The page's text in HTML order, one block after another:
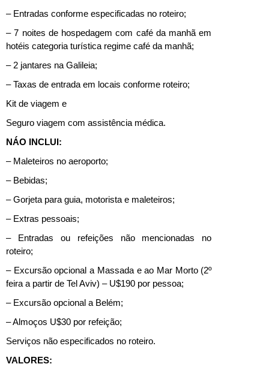
– Entradas conforme especificadas no roteiro;
– 7 noites de hospedagem com café da manhã em
hotéis categoria turística regime café da manhã;
– 2 jantares na Galileia;
– Taxas de entrada em locais conforme roteiro;
Kit de viagem e
Seguro viagem com assistência médica.
NÁO INCLUI:
– Maleteiros no aeroporto;
– Bebidas;
– Gorjeta para guia, motorista e maleteiros;
– Extras pessoais;
– Entradas ou refeições não mencionadas no
roteiro;
– Excursão opcional a Massada e ao Mar Morto (2º
feira a partir de Tel Aviv) – U$190 por pessoa;
– Excursão opcional a Belém;
– Almoços U$30 por refeição;
Serviços não especificados no roteiro.
VALORES: